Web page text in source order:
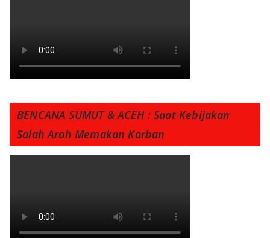
BENCANA SUMUT & ACEH : Saat Kebijakan
Salah Arah Memakan Korban